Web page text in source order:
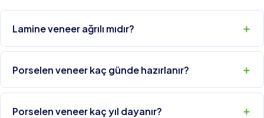
Lamine veneer ağrılı mıdır?
Porselen veneer kaç günde hazırlanır?
Porselen veneer kaç yıl dayanır?